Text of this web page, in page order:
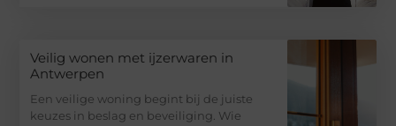
Veilig wonen met ijzerwaren in
Antwerpen
Een veilige woning begint bij de juiste
keuzes in beslag en beveiliging. Wie